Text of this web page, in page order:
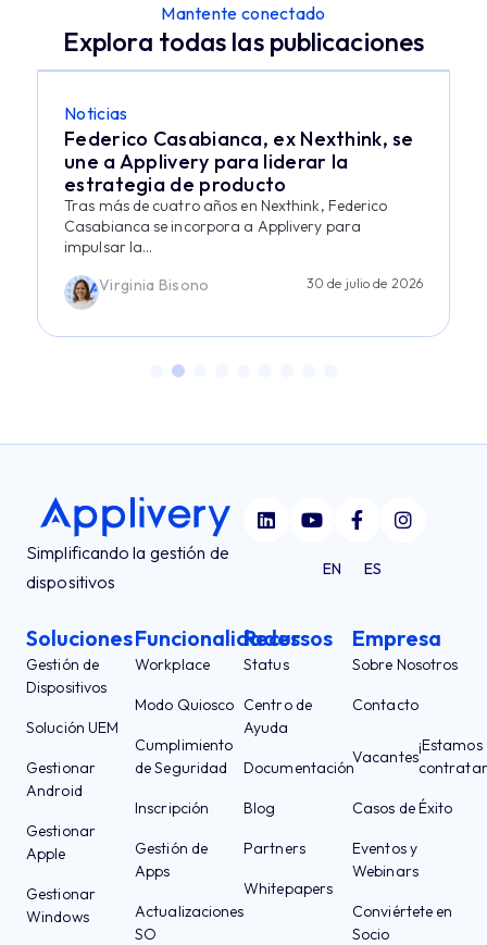
Mantente conectado
Explora todas las publicaciones
Noticias
Federico Casabianca, ex Nexthink, se
une a Applivery para liderar la
estrategia de producto
Tras más de cuatro años en Nexthink, Federico
Casabianca se incorpora a Applivery para
impulsar la...
Virginia Bisono
30 de julio de 2026
Simplificando la gestión de
dispositivos
EN ES
Soluciones
Gestión de
Dispositivos
Solución UEM
Gestionar
Android
Gestionar
Apple
Gestionar
Windows
Funcionalidades
Workplace
Modo Quiosco
Cumplimiento
de Seguridad
Inscripción
Gestión de
Apps
Actualizaciones
SO
Recursos
Status
Centro de
Ayuda
Documentación
Blog
Partners
Whitepapers
Empresa
Sobre Nosotros
Contacto
Vacantes
¡Estamos
Casos de Éxito
Eventos y
Webinars
Conviértete en
Socio